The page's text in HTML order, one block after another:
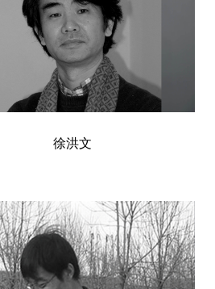
徐洪文